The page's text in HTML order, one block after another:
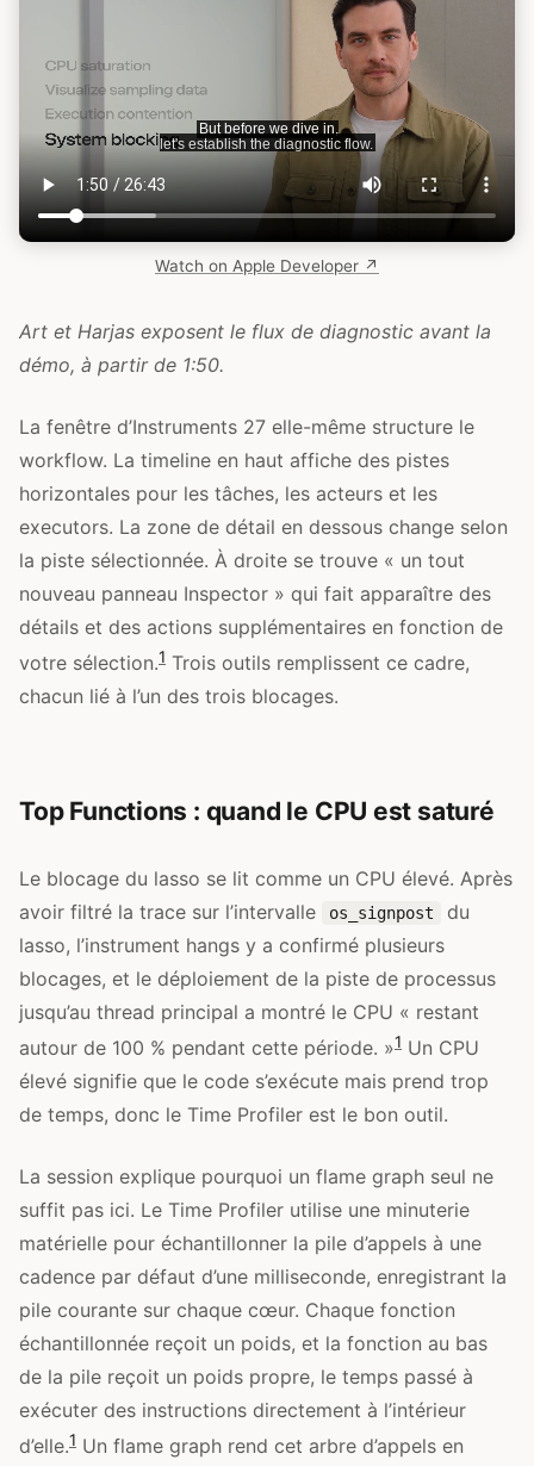
Watch on Apple Developer ↗
Art et Harjas exposent le flux de diagnostic avant la
démo, à partir de 1:50.
La fenêtre d’Instruments 27 elle-même structure le
workflow. La timeline en haut affiche des pistes
horizontales pour les tâches, les acteurs et les
executors. La zone de détail en dessous change selon
la piste sélectionnée. À droite se trouve « un tout
nouveau panneau Inspector » qui fait apparaître des
détails et des actions supplémentaires en fonction de
votre sélection.1 Trois outils remplissent ce cadre,
chacun lié à l’un des trois blocages.
Top Functions : quand le CPU est saturé
Le blocage du lasso se lit comme un CPU élevé. Après
avoir filtré la trace sur l’intervalle
os_signpost
du
lasso, l’instrument hangs y a confirmé plusieurs
blocages, et le déploiement de la piste de processus
jusqu’au thread principal a montré le CPU « restant
autour de 100 % pendant cette période. »1 Un CPU
élevé signifie que le code s’exécute mais prend trop
de temps, donc le Time Profiler est le bon outil.
La session explique pourquoi un flame graph seul ne
suffit pas ici. Le Time Profiler utilise une minuterie
matérielle pour échantillonner la pile d’appels à une
cadence par défaut d’une milliseconde, enregistrant la
pile courante sur chaque cœur. Chaque fonction
échantillonnée reçoit un poids, et la fonction au bas
de la pile reçoit un poids propre, le temps passé à
exécuter des instructions directement à l’intérieur
d’elle.1 Un flame graph rend cet arbre d’appels en